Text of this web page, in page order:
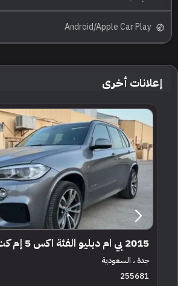
Android/Apple Car Play
إعلانات أخرى
2015 بي ام دبليو الفئة اكس 5 إم كت
جدة ، السعودية
255681